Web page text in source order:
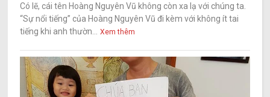
Có lẽ, cái tên Hoàng Nguyên Vũ không còn xa lạ với chúng ta.
“Sự nổi tiếng” của Hoàng Nguyên Vũ đi kèm với không ít tai
tiếng khi anh thườn...
Xem thêm